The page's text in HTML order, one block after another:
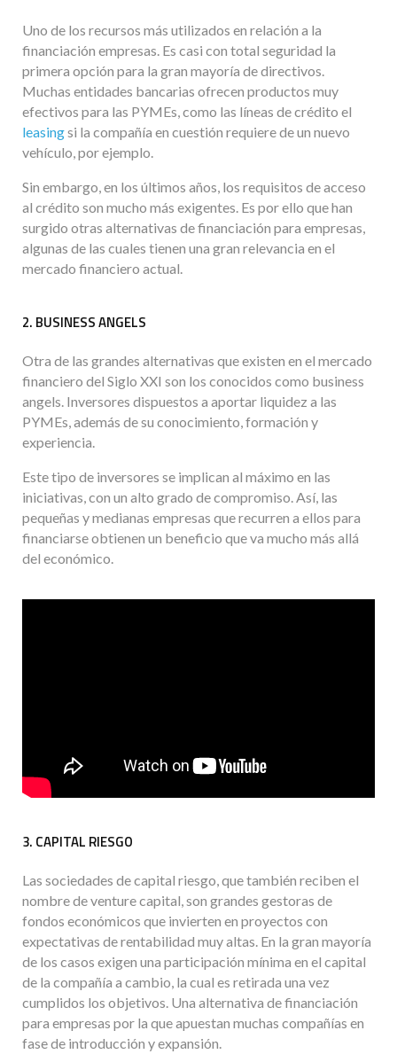
Uno de los recursos más utilizados en relación a la
financiación empresas. Es casi con total seguridad la
primera opción para la gran mayoría de directivos.
Muchas entidades bancarias ofrecen productos muy
efectivos para las PYMEs, como las líneas de crédito el
leasingsi la compañía en cuestión requiere de un nuevo
vehículo, por ejemplo.
Sin embargo, en los últimos años, los requisitos de acceso
al crédito son mucho más exigentes. Es por ello que han
surgido otras alternativas de financiación para empresas,
algunas de las cuales tienen una gran relevancia en el
mercado financiero actual.
2. BUSINESS ANGELS
Otra de las grandes alternativas que existen en el mercado
financiero del Siglo XXI son los conocidos como business
angels. Inversores dispuestos a aportar liquidez a las
PYMEs, además de su conocimiento, formación y
experiencia.
Este tipo de inversores se implican al máximo en las
iniciativas, con un alto grado de compromiso. Así, las
pequeñas y medianas empresas que recurren a ellos para
financiarse obtienen un beneficio que va mucho más allá
del económico.
3. CAPITAL RIESGO
Las sociedades de capital riesgo, que también reciben el
nombre de venture capital, son grandes gestoras de
fondos económicos que invierten en proyectos con
expectativas de rentabilidad muy altas. En la gran mayoría
de los casos exigen una participación mínima en el capital
de la compañía a cambio, la cual es retirada una vez
cumplidos los objetivos. Una alternativa de financiación
para empresas por la que apuestan muchas compañías en
fase de introducción y expansión.